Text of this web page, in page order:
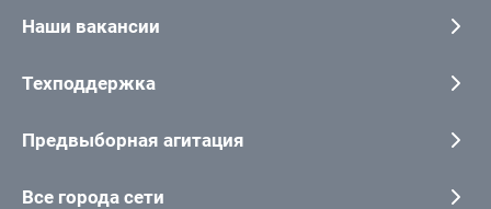
Наши вакансии
Техподдержка
Предвыборная агитация
Все города сети